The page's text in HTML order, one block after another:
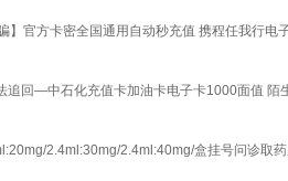
官方卡密全国通用自动秒充值 携程任我行电
追回—中石化充值卡加油卡电子卡1000面值
2.4ml:30mg/2.4ml:40mg/盒挂号问诊取